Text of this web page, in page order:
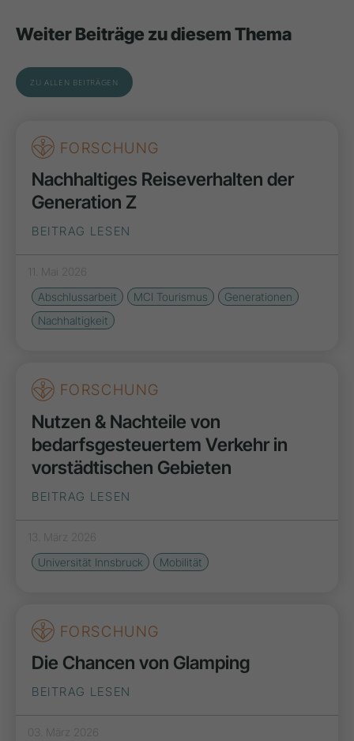
Weiter Beiträge zu diesem Thema
ZU ALLEN BEITRÄGEN
FORSCHUNG
Nachhaltiges Reiseverhalten der
Generation Z
BEITRAG LESEN
11. Mai 2026
Abschlussarbeit
MCI Tourismus
Generationen
Nachhaltigkeit
FORSCHUNG
Nutzen & Nachteile von
bedarfsgesteuertem Verkehr in
vorstädtischen Gebieten
BEITRAG LESEN
13. März 2026
Universität Innsbruck
Mobilität
FORSCHUNG
Die Chancen von Glamping
BEITRAG LESEN
03. März 2026